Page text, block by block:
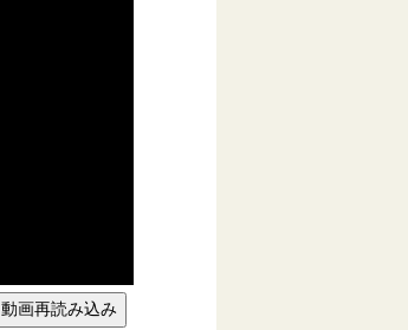
動画再読み込み